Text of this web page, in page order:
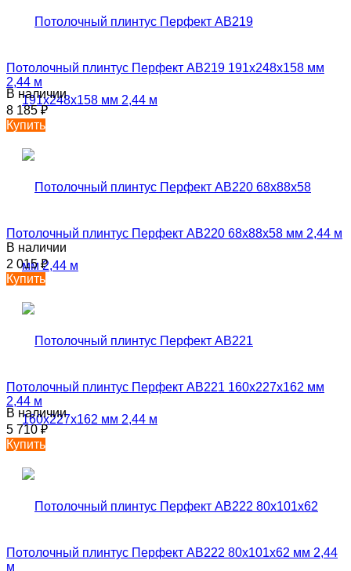
Потолочный плинтус Перфект AB219 191х248х158 мм
2,44 м
В наличии
8 185₽
Купить
Потолочный плинтус Перфект AB220 68х88х58 мм 2,44 м
В наличии
2 015₽
Купить
Потолочный плинтус Перфект AB221 160х227х162 мм
2,44 м
В наличии
5 710₽
Купить
Потолочный плинтус Перфект AB222 80х101х62 мм 2,44
м